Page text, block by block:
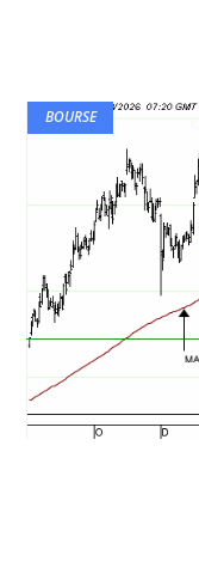
BOURSE